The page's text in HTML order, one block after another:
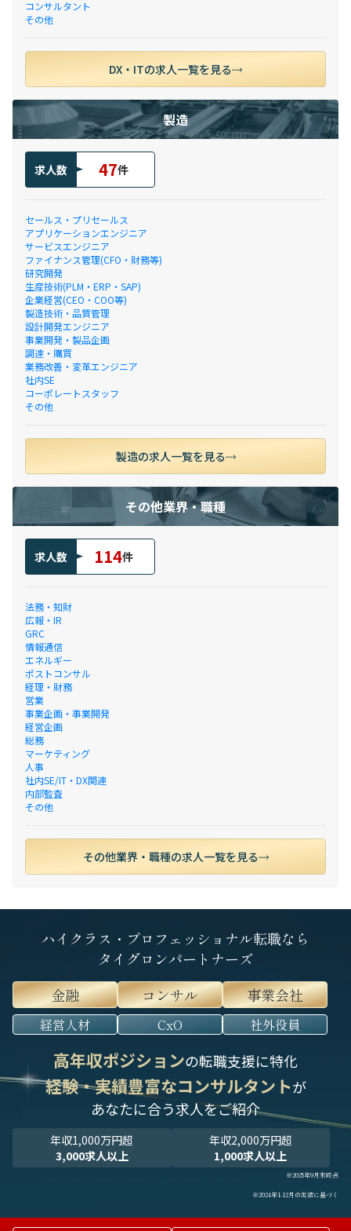
コンサルタント
その他
DX・ITの求人一覧を見る
製造
求人数 47件
セールス・プリセールス
アプリケーションエンジニア
サービスエンジニア
ファイナンス管理(CFO・財務等)
研究開発
生産技術(PLM・ERP・SAP)
企業経営(CEO・COO等)
製造技術・品質管理
設計開発エンジニア
事業開発・製品企画
調達・購買
業務改善・変革エンジニア
社内SE
コーポレートスタッフ
その他
製造の求人一覧を見る
その他業界・職種
求人数 114件
法務・知財
広報・IR
GRC
情報通信
エネルギー
ポストコンサル
経理・財務
営業
事業企画・事業開発
経営企画
総務
マーケティング
人事
社内SE/IT・DX関連
内部監査
その他
その他業界・職種の求人一覧を見る
ハイクラス・プロフェッショナル転職なら
タイグロンパートナーズ
金融
コンサル 事業会社
経営人材 CxO 社外役員
高年収ポジションの転職支援に特化
経験・実績豊富なコンサルタントが
あなたに合う求人をご紹介
年収1,000万円超
3,000求人以上
年収2,000万円超
1,000求人以上
※2025年9月末時点
※2024年1-12月の実績に基づく